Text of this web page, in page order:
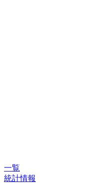
一覧
統計情報